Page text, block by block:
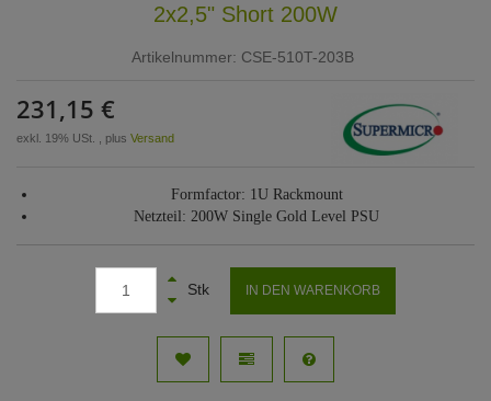
2x2,5" Short 200W
Artikelnummer: CSE-510T-203B
231,15 €
exkl. 19% USt. , plus Versand
Formfactor: 1U Rackmount
Netzteil: 200W Single Gold Level PSU
Stk IN DEN WARENKORB